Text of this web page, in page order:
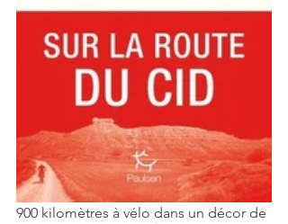
900 kilomètres à vélo dans un décor de